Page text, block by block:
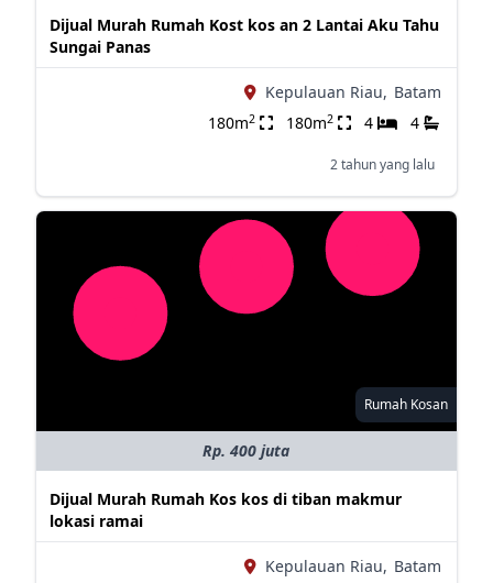
Dijual Murah Rumah Kost kos an 2 Lantai Aku Tahu
Sungai Panas
Kepulauan Riau, Batam
180m2 180m2 4 4
2 tahun yang lalu
Rumah Kosan
Rp. 400 juta
Dijual Murah Rumah Kos kos di tiban makmur
lokasi ramai
Kepulauan Riau, Batam